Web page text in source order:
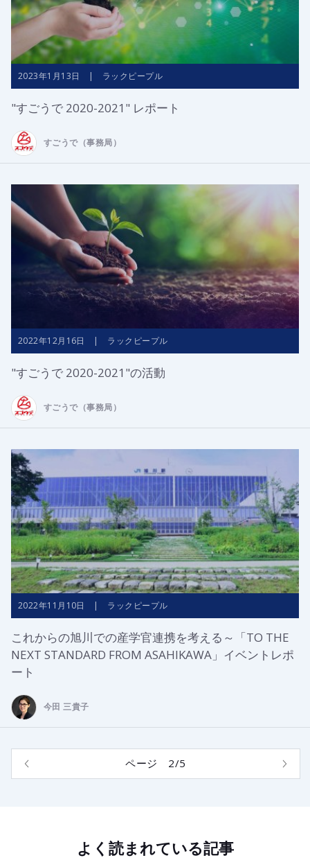
2023年1月13日 | ラックピープル
"すごうで 2020-2021" レポート
すごうで（事務局）
2022年12月16日 | ラックピープル
"すごうで 2020-2021"の活動
すごうで（事務局）
2022年11月10日 | ラックピープル
これからの旭川での産学官連携を考える～「TO THE
NEXT STANDARD FROM ASAHIKAWA」イベントレポ
ート
今田 三貴子
ページ 2/5
よく読まれている記事